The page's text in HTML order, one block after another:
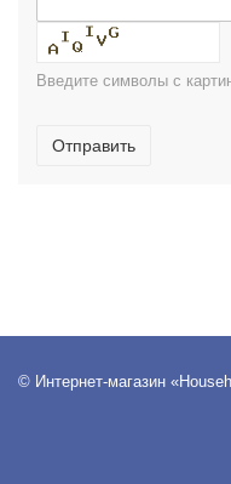
Введите символы с
Отправить
© Интернет-магазин